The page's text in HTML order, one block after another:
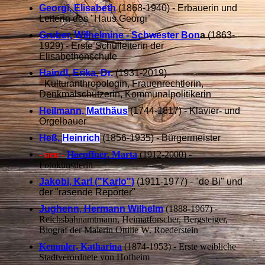
Georgi, Elisabeth(1868-1940) - Erbauerin und
Leiterin des "Haus Georgi"
Gruber, Wilhelmine - Schwester Bona(1863-
1929) - Erste Schulleiterin der
Elisabethenschule
Haindl, Erika, Dr. (1931-2019)
- Kulturanthropologin, Frauenrechtlerin,
Denkmalschützerin, Kommunalpolitikerin
Heilmann,Matthäus(1744-1817) - Klavier- und
Orgelbauer
Heß,Heinrich(1856-1935) - Bürgermeister
- neu - Hoepffner, Marta(1912-2000) -
Fotokünstlerin
Jakobi, Karl ("Karlo")(1911-1977) - "de Bi" und
der "rasende Reporter"
Jughenn, Hermann Wilhelm(1888-1967) -
Reichsbahnamtmann, Heimatforscher, Bergsteiger,
Biograf der Malerin Ottilie W. Roederstein
Kemmler, Katharina(1874-1953) - Erste weibliche
Stadtverordnete von Hofheim